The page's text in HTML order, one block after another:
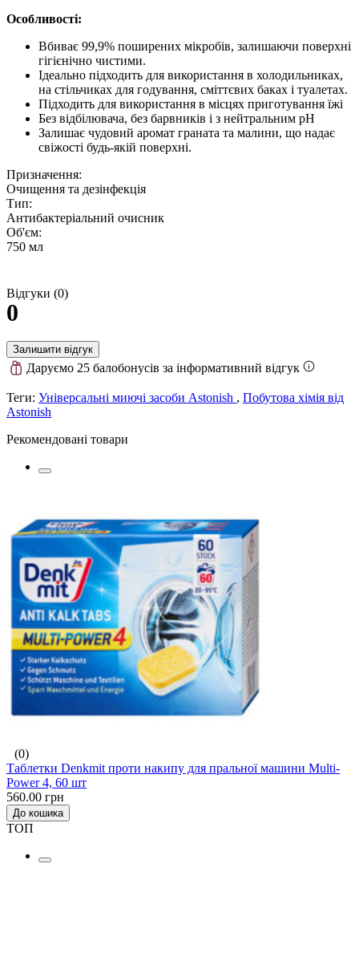
Особливості:
Вбиває 99,9% поширених мікробів, залишаючи поверхні
гігієнічно чистими.
Ідеально підходить для використання в холодильниках,
на стільчиках для годування, сміттєвих баках і туалетах.
Підходить для використання в місцях приготування їжі
Без відбілювача, без барвників і з нейтральним pH
Залишає чудовий аромат граната та малини, що надає
свіжості будь-якій поверхні.
Призначення:
Очищення та дезінфекція
Тип:
Антибактеріальний очисник
Об'єм:
750 мл
Відгуки (0)
0
Залишити відгук
Даруємо 25 балобонусів за інформативний відгук
Теги: Універсальні миючі засоби Astonish , Побутова хімія від
Astonish
Рекомендовані товари
(0)
Таблетки Denkmit проти накипу для пральної машини Multi-
Power 4, 60 шт
560.00 грн
До кошика
ТОП